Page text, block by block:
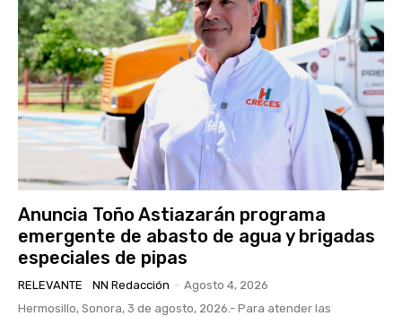
Anuncia Toño Astiazarán programa
emergente de abasto de agua y brigadas
especiales de pipas
RELEVANTE NN Redacción - Agosto 4, 2026
Hermosillo, Sonora, 3 de agosto, 2026.- Para atender las